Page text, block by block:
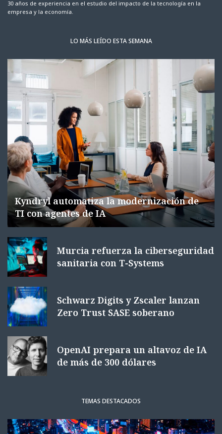
30 años de experiencia en el estudio del impacto de la tecnología en la
empresa y la economía.
LO MÁS LEÍDO ESTA SEMANA
Kyndryl automatiza la modernización de
TI con agentes de IA
Murcia refuerza la ciberseguridad
sanitaria con T-Systems
Schwarz Digits y Zscaler lanzan
Zero Trust SASE soberano
OpenAI prepara un altavoz de IA
de más de 300 dólares
TEMAS DESTACADOS